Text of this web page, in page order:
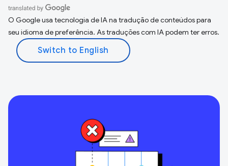
O Google usa tecnologia de IA na tradução de conteúdos para
seu idioma de preferência. As traduções com IA podem ter erros.